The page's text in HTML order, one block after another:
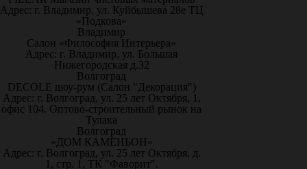
Адрес: г. Владимир, ул. Куйбышева 28е ТЦ
«Подкова»
Владимир
Салон «Философия Интерьера»
Адрес: г. Владимир, ул. Большая
Нижегородская д.32
Волгоград
DECOLE шоу-рум (Салон "Декорация")
Адрес: г. Волгоград, ул. 25 лет Октября, 1,
офис 104. Оптово-строительный рынок на
Тулака
Волгоград
«ДОМ КАМЕНЬОН»
Адрес: г. Волгоград, ул. 25 лет Октября, д.
1, стр. 1, ТК "Фаворит".